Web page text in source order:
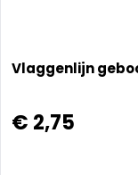
Vlaggenlijn
€ 2,75